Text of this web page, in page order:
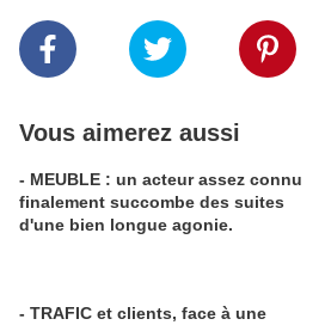
Vous aimerez aussi
- MEUBLE : un acteur assez connu
finalement succombe des suites
d'une bien longue agonie.
- TRAFIC et clients, face à une